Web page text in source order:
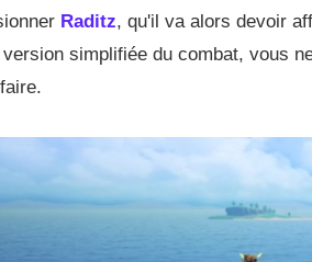
Raditz, qu'il va alors devoir
version simplifiée du combat, vous